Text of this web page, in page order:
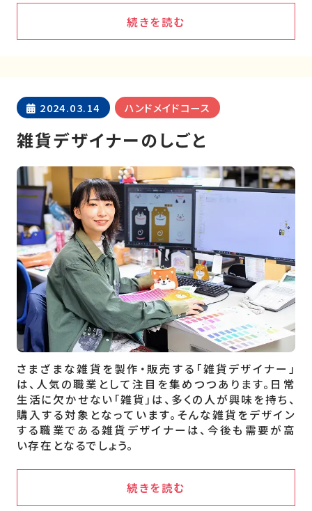
続きを読む
2024.03.14 ハンドメイドコース
雑貨デザイナーのしごと
さまざまな雑貨を製作・販売する「雑貨デザイナー」
は、人気の職業として注目を集めつつあります。日常
生活に欠かせない「雑貨」は、多くの人が興味を持ち、
購入する対象となっています。そんな雑貨をデザイン
する職業である雑貨デザイナーは、今後も需要が高
い存在となるでしょう。
続きを読む